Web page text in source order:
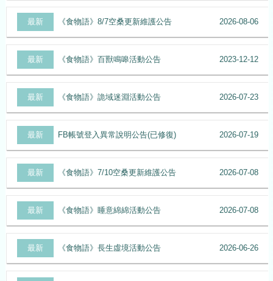
最新 《食物語》8/7空桑更新維護公告 2026-08-06
最新 《食物語》百獸鳴嗥活動公告 2023-12-12
最新 《食物語》詭域迷淵活動公告 2026-07-23
最新 FB帳號登入異常說明公告(已修復) 2026-07-19
最新 《食物語》7/10空桑更新維護公告 2026-07-08
最新 《食物語》睡意綿綿活動公告 2026-07-08
最新 《食物語》長生虛境活動公告 2026-06-26